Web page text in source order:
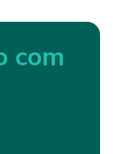
com